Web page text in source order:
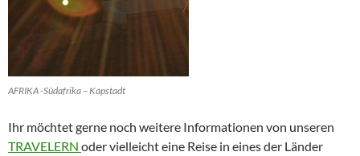
AFRIKA -Südafrika – Kapstadt
Ihr möchtet gerne noch weitere Informationen von unseren
TRAVELERN oder vielleicht eine Reise in eines der Länder